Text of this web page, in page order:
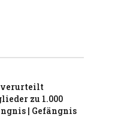
verurteilt
zu 1.000
| Gefängnis